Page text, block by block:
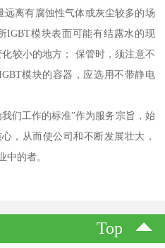
离有腐蚀性气体或灰尘较多的场
IGBT模块表面可能有结露水的现
较小的地方； 保管时，须注意不
模块的容器，应选用不带静电
们工作的标准”作为服务宗旨，始
，从而使公司和不断发展壮大，
中的者。
Top